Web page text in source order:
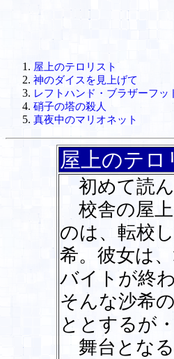
屋上のテロリスト
神のダイスを見上げて
レフトハンド・ブラザーフッ
硝子の塔の殺人
真夜中のマリオネット
屋上のテロ
初めて読
校舎の屋上
のは、転校
希。彼女は
バイトが終
そんな沙希
ととするが・
舞台となる